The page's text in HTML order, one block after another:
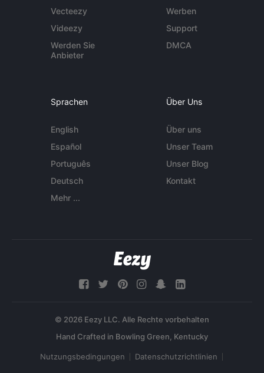
Vecteezy
Videezy
Werden Sie
Anbieter
Werben
Support
DMCA
Sprachen
English
Español
Português
Deutsch
Mehr ...
Über Uns
Über uns
Unser Team
Unser Blog
Kontakt
© 2026 Eezy LLC. Alle Rechte vorbehalten
Nutzungsbedingungen Datenschutzrichtlinien